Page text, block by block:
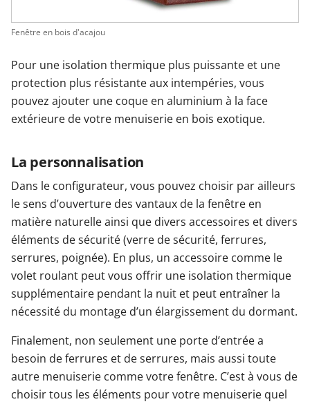
Fenêtre en bois d'acajou
Pour une isolation thermique plus puissante et une
protection plus résistante aux intempéries, vous
pouvez ajouter une coque en aluminium à la face
extérieure de votre menuiserie en bois exotique.
La personnalisation
Dans le configurateur, vous pouvez choisir par ailleurs
le sens d’ouverture des vantaux de la fenêtre en
matière naturelle ainsi que divers accessoires et divers
éléments de sécurité (verre de sécurité, ferrures,
serrures, poignée). En plus, un accessoire comme le
volet roulant peut vous offrir une isolation thermique
supplémentaire pendant la nuit et peut entraîner la
nécessité du montage d’un élargissement du dormant.
Finalement, non seulement une porte d’entrée a
besoin de ferrures et de serrures, mais aussi toute
autre menuiserie comme votre fenêtre. C’est à vous de
choisir tous les éléments pour votre menuiserie quel